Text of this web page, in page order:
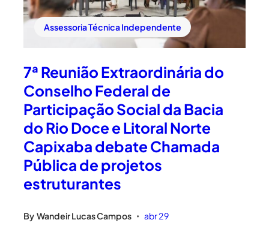
Assessoria Técnica Independente
7ª Reunião Extraordinária do
Conselho Federal de
Participação Social da Bacia
do Rio Doce e Litoral Norte
Capixaba debate Chamada
Pública de projetos
estruturantes
By Wandeir Lucas Campos • abr 29